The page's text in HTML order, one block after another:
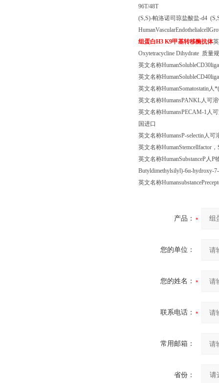
96T/48T
(S,S)-帕洛诺司琼盐酸盐-d4
组蛋白H3 K9甲基转移酶抗体
Oxytetracycline Dihydrate 质量
英文名称
英文名称
英文名称HumanSomatostatin人*
英文名称HumansPANKL人可
英文名称HumansPECAM-1 人
国进口
英文名称HumansP-selectin人可
英文名称HumanStemcellfactor ，
英文名称HumanSubstanceP人P
Butyldimethylsilyl)-6α-hydroxy-
英文名称
产品：
您的单位：
您的姓名：
联系电话：
常用邮箱：
省份：